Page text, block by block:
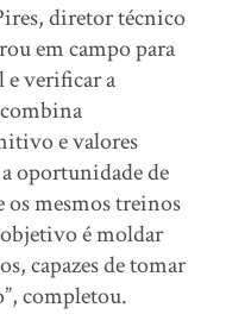
diretor técnico
em campo para
e verificar a
e valores
oportunidade de
os mesmos treinos
é moldar
capazes de tomar
completou.